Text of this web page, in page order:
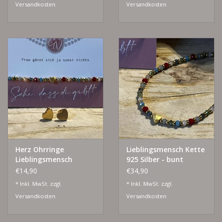
Versandkosten
Versandkosten
Herz Ohrringe
Lieblingsmensch
€14,90
* Inkl. MwSt. zzgl.
Versandkosten
Lieblingsmensch Kette
925 Silber - bunt
€34,90
* Inkl. MwSt. zzgl.
Versandkosten